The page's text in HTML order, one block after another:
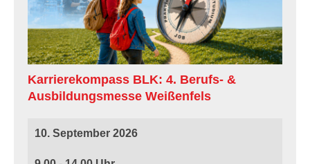
Karrierekompass BLK: 4. Berufs- &
Ausbildungsmesse Weißenfels
10. September 2026